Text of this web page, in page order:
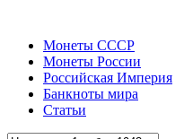
Монеты СССР
Монеты России
Российская Империя
Банкноты мира
Статьи